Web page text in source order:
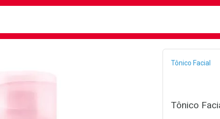
Tônico Facial
Tônico